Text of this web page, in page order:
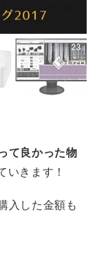
て良かった物
いきます！
入した金額も